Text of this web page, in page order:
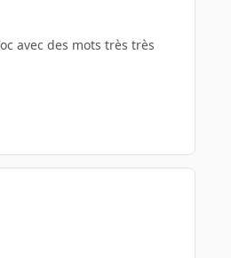
avec des mots très très